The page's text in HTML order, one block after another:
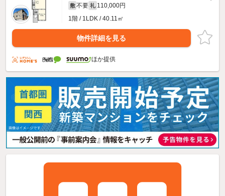
敷 不要 礼 110,000円
1階 / 1LDK / 40.11㎡
物件詳細を見る
ほか提供